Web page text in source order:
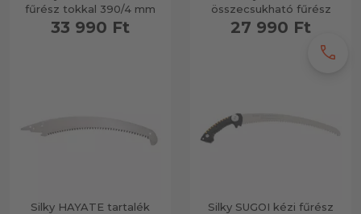
fűrész tokkal 390/4 mm
33 990 Ft
összecsukható fűrész
27 990 Ft
Silky HAYATE tartalék
Silky SUGOI kézi fűrész
call